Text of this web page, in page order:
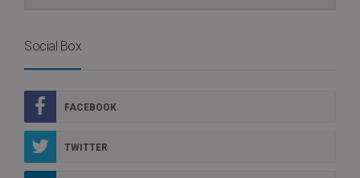
Social Box
FACEBOOK
TWITTER